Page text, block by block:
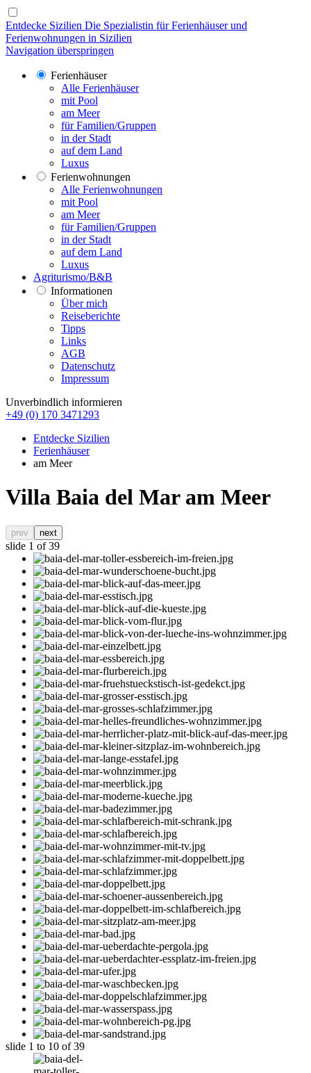
Entdecke Sizilien Die Spezialistin für Ferienhäuser und
Ferienwohnungen in Sizilien
Navigation überspringen
Ferienhäuser
Alle Ferienhäuser
mit Pool
am Meer
für Familien/Gruppen
in der Stadt
auf dem Land
Luxus
Ferienwohnungen
Alle Ferienwohnungen
mit Pool
am Meer
für Familien/Gruppen
in der Stadt
auf dem Land
Luxus
Agriturismo/B&B
Informationen
Über mich
Reiseberichte
Tipps
Links
AGB
Datenschutz
Impressum
Unverbindlich informieren
+49 (0) 170 3471293
Entdecke Sizilien
Ferienhäuser
am Meer
Villa Baia del Mar am Meer
prev next
slide 1 of 39
slide 1 to 10 of 39